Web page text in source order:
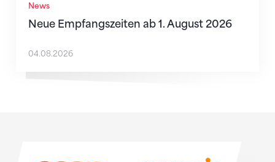
News
Neue Empfangszeiten ab 1. August 2026
04.08.2026